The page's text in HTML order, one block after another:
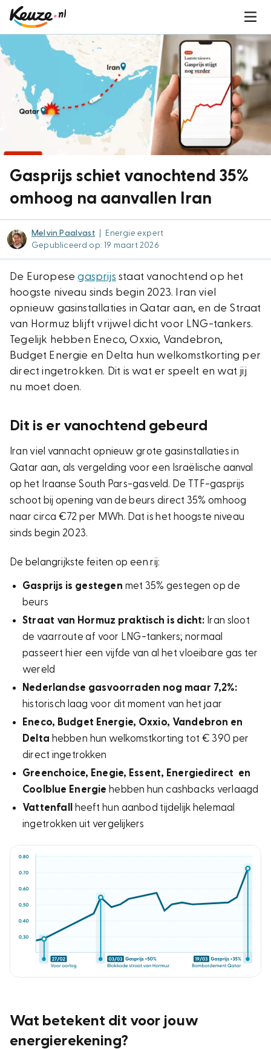
Gasprijs schiet vanochtend 35%
omhoog na aanvallen Iran
Melvin Paalvast
Energie expert
Gepubliceerd op: 19 maart 2026
De Europesegasprijs staat vanochtend op het
hoogste niveau sinds begin 2023. Iran viel
opnieuw gasinstallaties in Qatar aan, en de Straat
van Hormuz blijft vrijwel dicht voor LNG-tankers.
Tegelijk hebben Eneco, Oxxio, Vandebron,
Budget Energie en Delta hun welkomstkorting per
direct ingetrokken. Dit is wat er speelt en wat jij
nu moet doen.
Dit is er vanochtend gebeurd
Iran viel vannacht opnieuw grote gasinstallaties in
Qatar aan, als vergelding voor een Israëlische aanval
op het Iraanse South Pars-gasveld. De TTF-gasprijs
schoot bij opening van de beurs direct 35% omhoog
naar circa €72 per MWh. Dat is het hoogste niveau
sinds begin 2023.
De belangrijkste feiten op een rij:
Gasprijs is gestegen met 35% gestegen op de
beurs
Straat van Hormuz praktisch is dicht: Iran sloot
de vaarroute af voor LNG-tankers; normaal
passeert hier een vijfde van al het vloeibare gas ter
wereld
Nederlandse gasvoorraden nog maar 7,2%:
historisch laag voor dit moment van het jaar
Eneco, Budget Energie, Oxxio, Vandebron en
Delta hebben hun welkomstkorting tot € 390 per
direct ingetrokken
Greenchoice, Enegie, Essent, Energiedirect en
Coolblue Energie hebben hun cashbacks verlaagd
Vattenfall
heeft hun aanbod tijdelijk helemaal
ingetrokken uit vergelijkers
Wat betekent dit voor jouw
energierekening?